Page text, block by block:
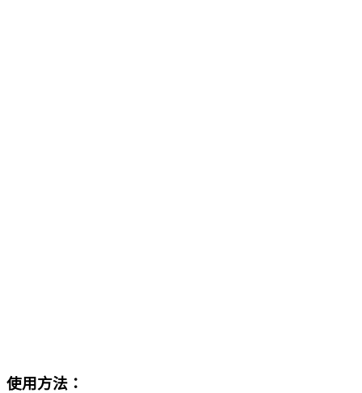
使用方法：